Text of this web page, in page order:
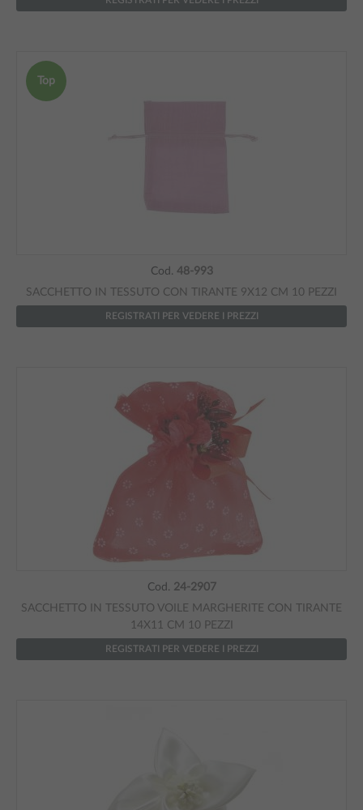
Top
Cod. 48-993
SACCHETTO IN TESSUTO CON TIRANTE 9X12 CM 10 PEZZI
REGISTRATI PER VEDERE I PREZZI
Cod. 24-2907
SACCHETTO IN TESSUTO VOILE MARGHERITE CON TIRANTE
14X11 CM 10 PEZZI
REGISTRATI PER VEDERE I PREZZI